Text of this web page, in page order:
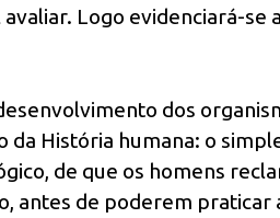
Logo evidenciará-se
dos
História humana: o
de que os homens
antes de poderem praticar